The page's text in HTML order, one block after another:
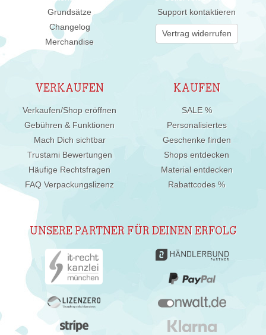
Grundsätze
Changelog
Merchandise
Support kontaktieren
Vertrag widerrufen
VERKAUFEN
Verkaufen/Shop eröffnen
Gebühren & Funktionen
Mach Dich sichtbar
Trustami Bewertungen
Häufige Rechtsfragen
FAQ Verpackungslizenz
KAUFEN
SALE %
Personalisiertes
Geschenke finden
Shops entdecken
Material entdecken
Rabattcodes %
UNSERE PARTNER FÜR DEINEN ERFOLG